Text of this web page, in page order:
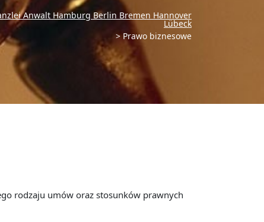
Anwalt Hamburg Berlin Bremen Hannover
Lübeck
>Prawo biznesowe
rodzaju umów oraz stosunków prawnych